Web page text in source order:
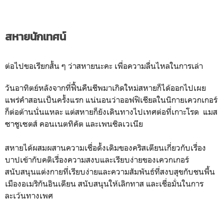
สหายนักเทศน์
ต่อไปขอเรียกสั้น ๆ ว่าสหายนะคะ เพื่อความลื่นไหลในการเล่า
วันอาทิตย์หลังจากที่ฟื้นคืนชีพมาเกิดใหม่สหายก็ได้ออกไปเผย
แพร่คำสอนเป็นครั้งแรก แน่นอนว่าออฟฟิเชียลในนิกายเควกเกอร์
ก็ต่อต้านนั่นแหละ แต่สหายก็ยังเดินทางไปเทศต่อที่เกาะโรด แมส
ซาชูเซตส์ คอนเนตทิคัต และเพนซิลเวเนีย
สหายได้ผสมผสานความเชื่อดั้งเดิมของคริสเตียนเกี่ยวกับเรื่อง
บาปเข้ากับคติเรื่องความสงบและเรียบง่ายของเควกเกอร์
สนับสนุนแต่งกายที่เรียบง่ายและความสัมพันธ์ที่สงบสุขกับชนพื้น
เมืองอเมริกันอินเดียน สนับสนุนให้เลิกทาส และเชื่อมั่นในการ
ละเว้นทางเพศ